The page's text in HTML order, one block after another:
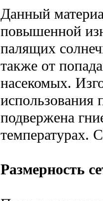
Данный
повышенной
палящих
также от
насекомых.
подвержена
температурах.
Размерность